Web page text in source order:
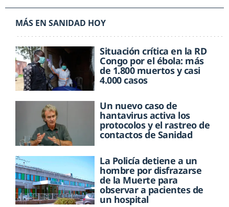
MÁS EN SANIDAD HOY
Situación crítica en la RD
Congo por el ébola: más
de 1.800 muertos y casi
4.000 casos
Un nuevo caso de
hantavirus activa los
protocolos y el rastreo de
contactos de Sanidad
La Policía detiene a un
hombre por disfrazarse
de la Muerte para
observar a pacientes de
un hospital